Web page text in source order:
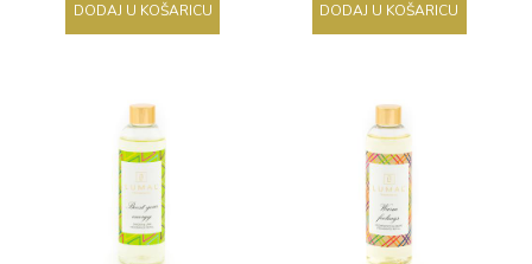
DODAJ U KOŠARICU DODAJ U KOŠARICU